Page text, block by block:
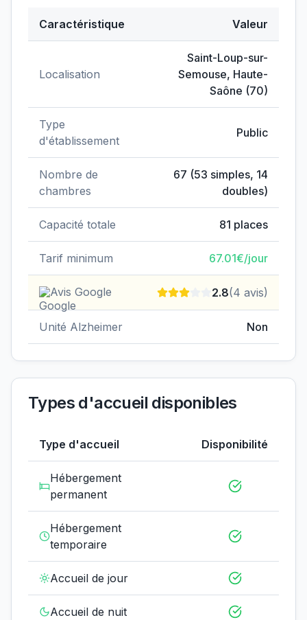
Caractéristique Valeur
Localisation
Saint-Loup-sur-
Semouse, Haute-
Saône (70)
Type
d'établissement
Public
Nombre de
chambres
67 (53 simples, 14
doubles)
Capacité totale 81 places
Tarif minimum 67.01€/jour
Avis Google 2.8(4 avis)
Unité Alzheimer Non
Types d'accueil disponibles
Type d'accueil Disponibilité
Hébergement
permanent
Hébergement
temporaire
Accueil de jour
Accueil de nuit